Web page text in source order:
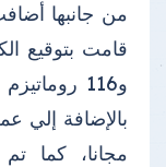
من جانبها
مجانا، كما